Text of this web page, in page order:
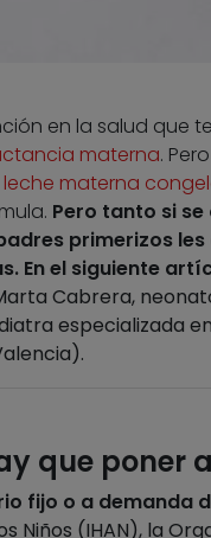
en la salud que
materna.
leche materna
Pero tanto si
primerizos
En el siguiente
Cabrera,
especializada
que poner
fijo o a demanda
Niños (IHAN), la